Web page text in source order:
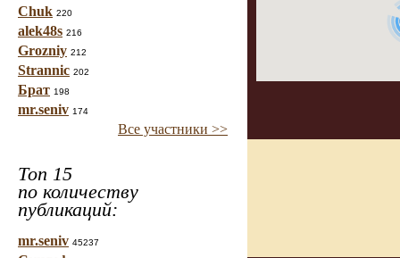
Chuk 220
alek48s 216
Grozniy 212
Strannic 202
Брат 198
mr.seniv 174
Все участники >>
Топ 15
по количеству
публикаций:
mr.seniv 45237